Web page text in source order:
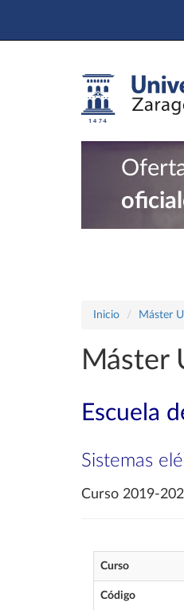
Inicio Máster
Máster
Escuela
Sistemas
Curso 2019-
Curso
Código